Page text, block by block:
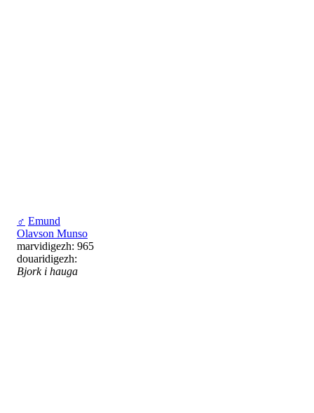
♂ Emund
Olavson Munso
marvidigezh: 965
douaridigezh:
Bjork i hauga